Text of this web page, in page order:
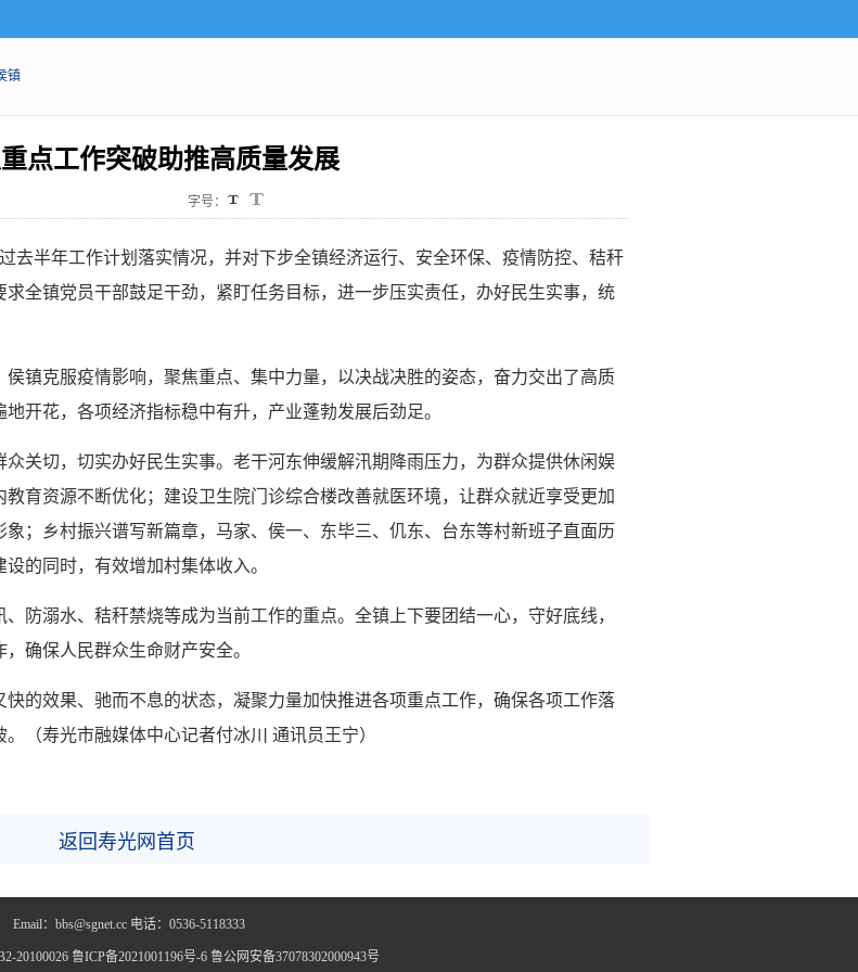
镇
点工作突破助推高质量发展
字号：
去半年工作计划落实情况，并对下步全镇经济运行、安全环保、疫情防控、秸秆
全镇党员干部鼓足干劲，紧盯任务目标，进一步压实责任，办好民生实事，统
镇克服疫情影响，聚焦重点、集中力量，以决战决胜的姿态，奋力交出了高质
开花，各项经济指标稳中有升，产业蓬勃发展后劲足。
关切，切实办好民生实事。老干河东伸缓解汛期降雨压力，为群众提供休闲娱
育资源不断优化；建设卫生院门诊综合楼改善就医环境，让群众就近享受更加
；乡村振兴谱写新篇章，马家、侯一、东毕三、仉东、台东等村新班子直面历
的同时，有效增加村集体收入。
防溺水、秸秆禁烧等成为当前工作的重点。全镇上下要团结一心，守好底线，
确保人民群众生命财产安全。
的效果、驰而不息的状态，凝聚力量加快推进各项重点工作，确保各项工作落
（寿光市融媒体中心记者付冰川 通讯员王宁）
返回寿光网首页
Email：bbs@sgnet.cc 电话：0536-5118333
20100026 鲁ICP备2021001196号-6 鲁公网安备37078302000943号